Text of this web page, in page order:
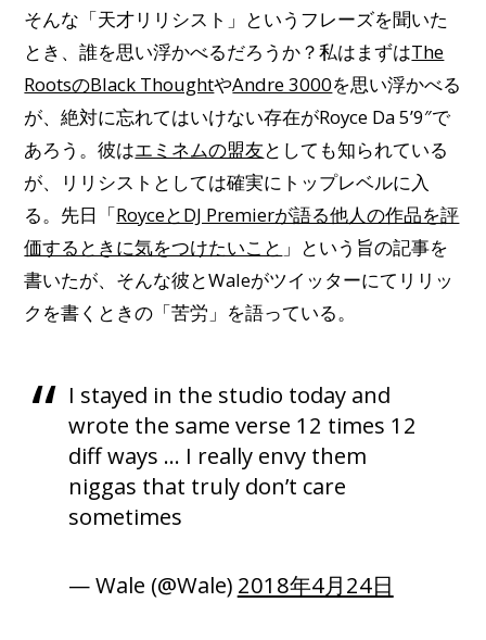
そんな「天才リリシスト」というフレーズを聞いた
とき、誰を思い浮かべるだろうか？私はまずはThe
RootsのBlack ThoughtやAndre 3000を思い浮かべる
が、絶対に忘れてはいけない存在がRoyce Da 5’9″で
あろう。彼はエミネムの盟友としても知られている
が、リリシストとしては確実にトップレベルに入
る。先日「RoyceとDJ Premierが語る他人の作品を評
価するときに気をつけたいこと 」という旨の記事を
書いたが、そんな彼とWaleがツイッターにてリリッ
クを書くときの「苦労」を語っている。
I stayed in the studio today and
wrote the same verse 12 times 12
diff ways … I really envy them
niggas that truly don’t care
sometimes
— Wale (@Wale) 2018年4月24日